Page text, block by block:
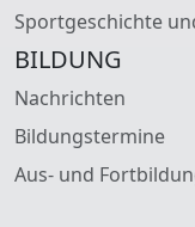
Sportgeschichte
BILDUNG
Nachrichten
Bildungstermine
Aus- und